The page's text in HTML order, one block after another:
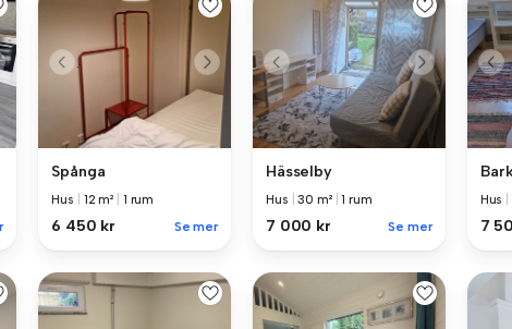
Spånga
Hus 12 m² 1 rum
6 450 kr Se mer
Hässelby
Hus |30 m² |1 rum
7 000 kr Se mer
Hus
7